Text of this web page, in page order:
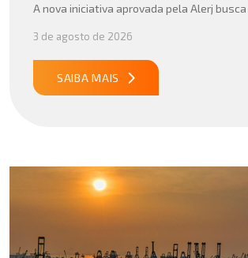
A nova iniciativa aprovada pela Alerj
para empresas que atuam com importação
especialmente em setores que […]
3 de agosto de 2026
SAIBA MAIS